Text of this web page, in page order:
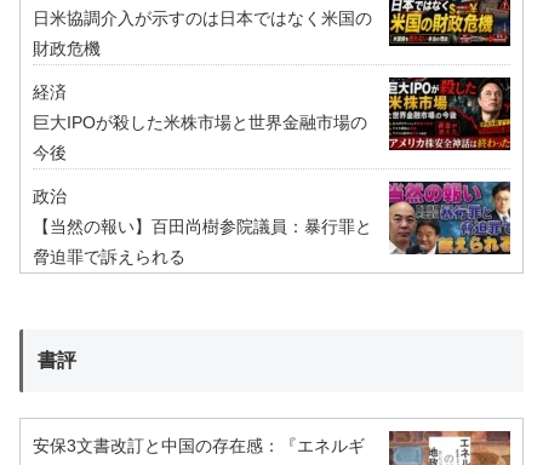
日米協調介入が示すのは日本ではなく米国の
財政危機
経済
巨大IPOが殺した米株市場と世界金融市場の
今後
政治
【当然の報い】百田尚樹参院議員：暴行罪と
脅迫罪で訴えられる
書評
安保3文書改訂と中国の存在感：『エネルギ